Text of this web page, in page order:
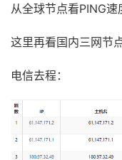
从全球节点看PING速
这里再看国内三网节
电信去程：